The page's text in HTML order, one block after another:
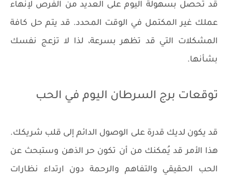
قد تحصل بسهولة اليوم على العديد من الفرص لإنهاء
عملك غير المكتمل في الوقت المحدد. قد يتم حل كافة
المشكلات التي قد تظهر بسرعة، لذا لا تزعج نفسك
بشأنها.
توقعات برج السرطان اليوم في الحب
قد يكون لديك قدرة على الوصول الدائم إلى قلب شريكك.
هذا الأمر قد يُمكنك من أن تكون حر الذهن وستبحث عن
الحب الحقيقي والتفاهم والرحمة دون ارتداء نظارات